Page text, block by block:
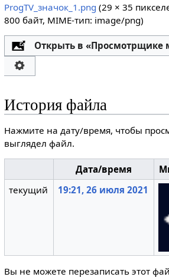
ProgTV_значок_1.png (29 × 35
800 байт, MIME-тип: image/png)
Открыть в «Просмотрщике
История файла
Нажмите на дату/время, чтобы
выглядел файл.
Дата/время
текущий
19:21, 26 июля 2021
Вы не можете перезаписать этот